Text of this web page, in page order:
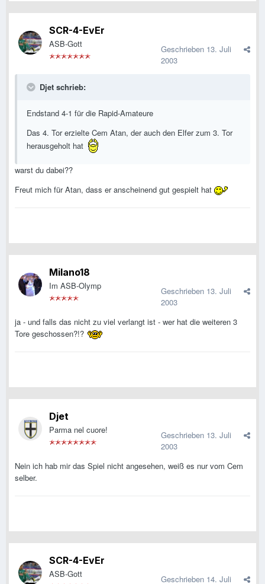
SCR-4-EvEr
ASB-Gott Geschrieben 13. Juli
2003
Djet schrieb:
Endstand 4-1 für die Rapid-Amateure
Das 4. Tor erzielte Cem Atan, der auch den Elfer zum 3. Tor
herausgeholt hat
warst du dabei??
Freut mich für Atan, dass er anscheinend gut gespielt hat
Milano18
Im ASB-Olymp Geschrieben 13. Juli
2003
ja - und falls das nicht zu viel verlangt ist - wer hat die weiteren 3
Tore geschossen?!?
Djet
Parma nel cuore! Geschrieben 13. Juli
2003
Nein ich hab mir das Spiel nicht angesehen, weiß es nur vom Cem
selber.
SCR-4-EvEr
ASB-Gott Geschrieben 14. Juli